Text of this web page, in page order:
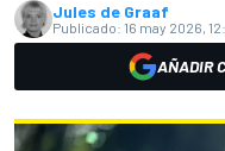
Jules de Graaf
Publicado: 16 may 2026,
AÑADIR